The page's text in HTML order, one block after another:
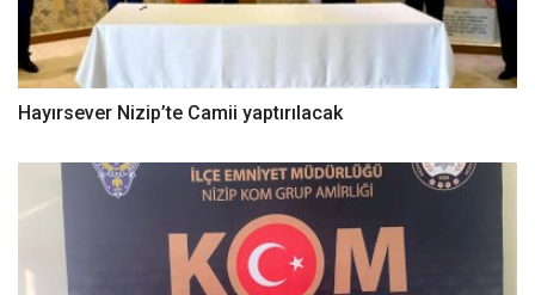
Hayırsever Nizip’te Camii yaptırılacak